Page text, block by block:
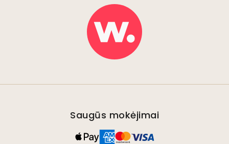
Saugūs mokėjimai